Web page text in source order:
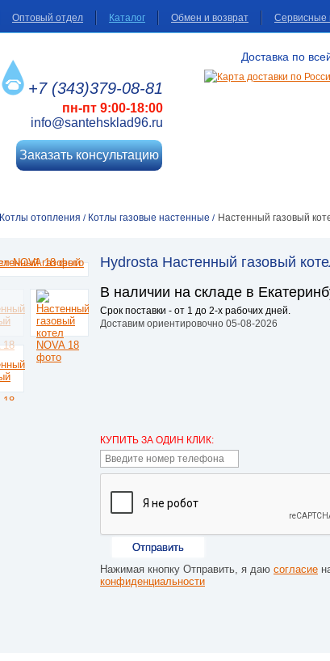
Оптовый отдел Каталог Обмен и возврат Сервисные
+7 (343)379-08-81
пн-пт 9:00-18:00
info@santehsklad96.ru
Заказать консультацию
Доставка по
Котлы отопления / Котлы газовые настенные / Настенный газовый
Hydrosta Настенный газовый
В наличии на складе в
Срок поставки - от 1 до 2-х рабочих дней.
Доставим ориентировочно 05-08-2026
КУПИТЬ ЗА ОДИН КЛИК:
Отправить
Нажимая кнопку Отправить, я даю согласие
конфиденциальности